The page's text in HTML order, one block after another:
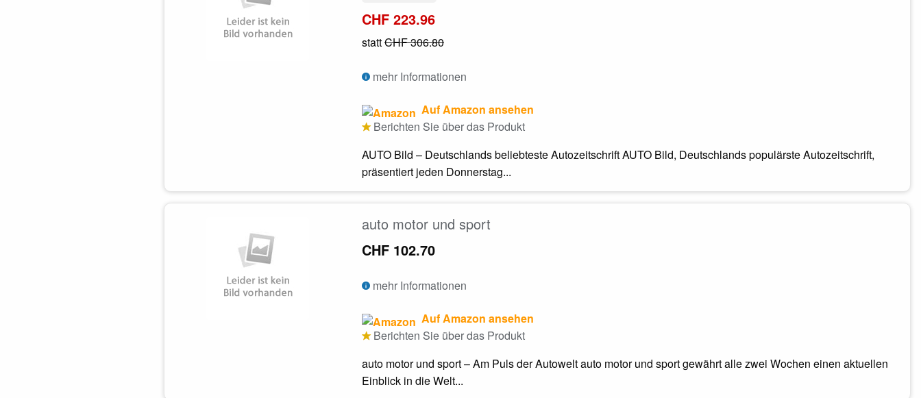
CHF 223.96
stattCHF 306.80
mehr Informationen
Auf Amazon ansehen
Berichten Sie über das Produkt
AUTO Bild – Deutschlands beliebteste Autozeitschrift AUTO Bild, Deutschlands populärste Autozeitschrift,
präsentiert jeden Donnerstag...
auto motor und sport
CHF 102.70
mehr Informationen
Auf Amazon ansehen
Berichten Sie über das Produkt
auto motor und sport – Am Puls der Autowelt auto motor und sport gewährt alle zwei Wochen einen aktuellen
Einblick in die Welt...